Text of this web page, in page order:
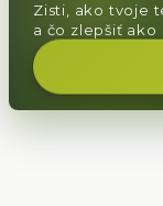
Zisti, ako tvoje
a čo zlepšiť ako